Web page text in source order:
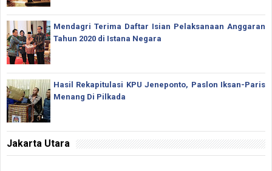
Mendagri Terima Daftar Isian Pelaksanaan Anggaran
Tahun 2020 di Istana Negara
Hasil Rekapitulasi KPU Jeneponto, Paslon Iksan-Paris
Menang Di Pilkada
Jakarta Utara